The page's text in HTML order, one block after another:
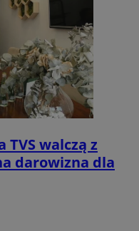
walczą z
darowizna dla